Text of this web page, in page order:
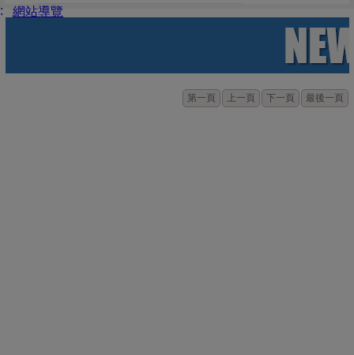
網站導覽
第一頁 上一頁 下一頁 最後一頁